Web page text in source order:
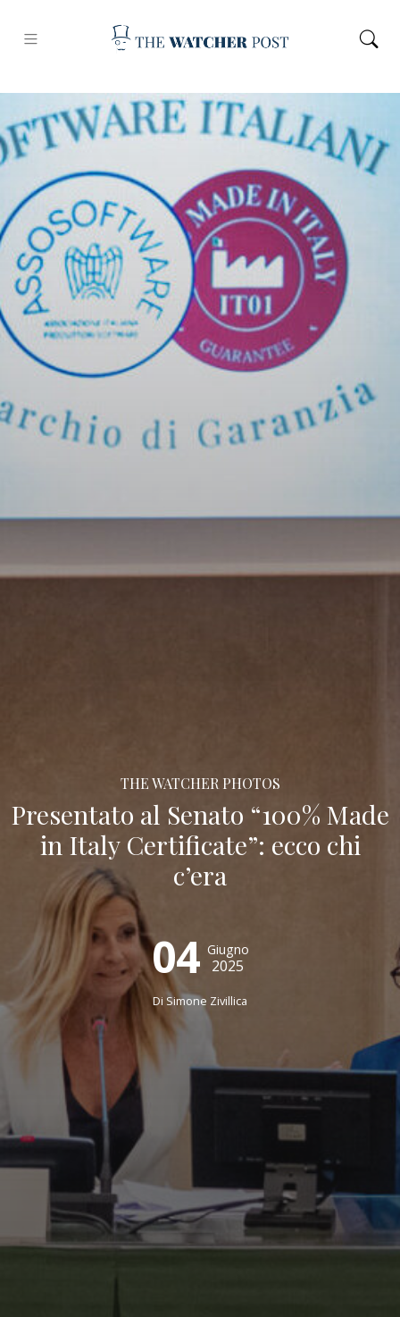
THE WATCHER PHOTOS
Presentato al Senato “100% Made
in Italy Certificate”: ecco chi
c’era
04 Giugno
2025
Di Simone Zivillica